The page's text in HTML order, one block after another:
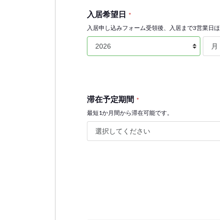
入居希望日 *
入居申し込みフォーム受領後、入居まで3営業日ほ
滞在予定期間 *
最短1か月間から滞在可能です。